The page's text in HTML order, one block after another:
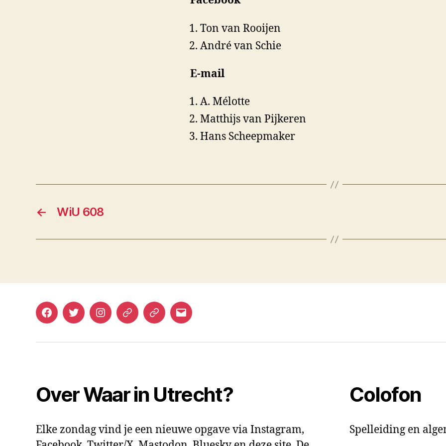
Ton van Rooijen
André van Schie
E-mail
A. Mélotte
Matthijs van Pijkeren
Hans Scheepmaker
← WiU 608
FacebookTwitterInstagramMastodonBlueskyE-
Over Waar in Utrecht?
Elke zondag vind je een nieuwe opgave via Instagram,
Colofon
Spelleiding en